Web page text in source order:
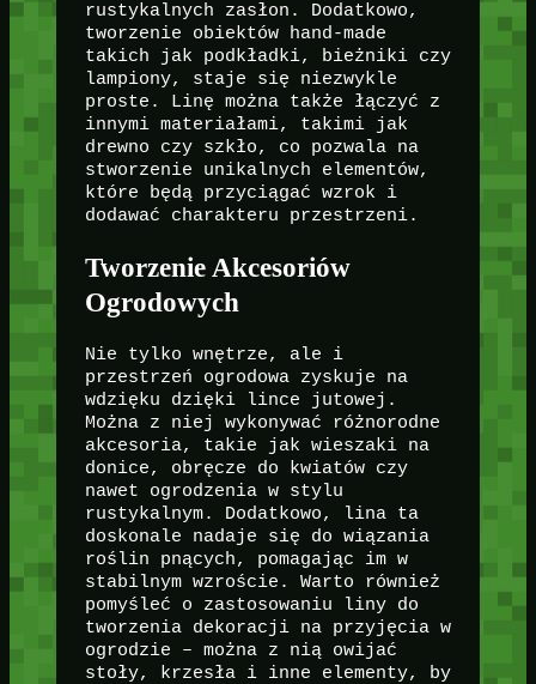
rustykalnych zasłon. Dodatkowo,
tworzenie obiektów hand-made
takich jak podkładki, bieżniki czy
lampiony, staje się niezwykle
proste. Linę można także łączyć z
innymi materiałami, takimi jak
drewno czy szkło, co pozwala na
stworzenie unikalnych elementów,
które będą przyciągać wzrok i
dodawać charakteru przestrzeni.
Tworzenie Akcesoriów
Ogrodowych
Nie tylko wnętrze, ale i
przestrzeń ogrodowa zyskuje na
wdzięku dzięki lince jutowej.
Można z niej wykonywać różnorodne
akcesoria, takie jak wieszaki na
donice, obręcze do kwiatów czy
nawet ogrodzenia w stylu
rustykalnym. Dodatkowo, lina ta
doskonale nadaje się do wiązania
roślin pnących, pomagając im w
stabilnym wzroście. Warto również
pomyśleć o zastosowaniu liny do
tworzenia dekoracji na przyjęcia w
ogrodzie – można z nią owijać
stoły, krzesła i inne elementy, by